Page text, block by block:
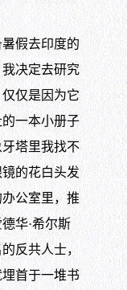
假去印度的
决定去研究
仅是因为它
一本小册子
塔里我找不
的花白头发
公室里，推
华·希尔斯
反共人士，
首于一堆书